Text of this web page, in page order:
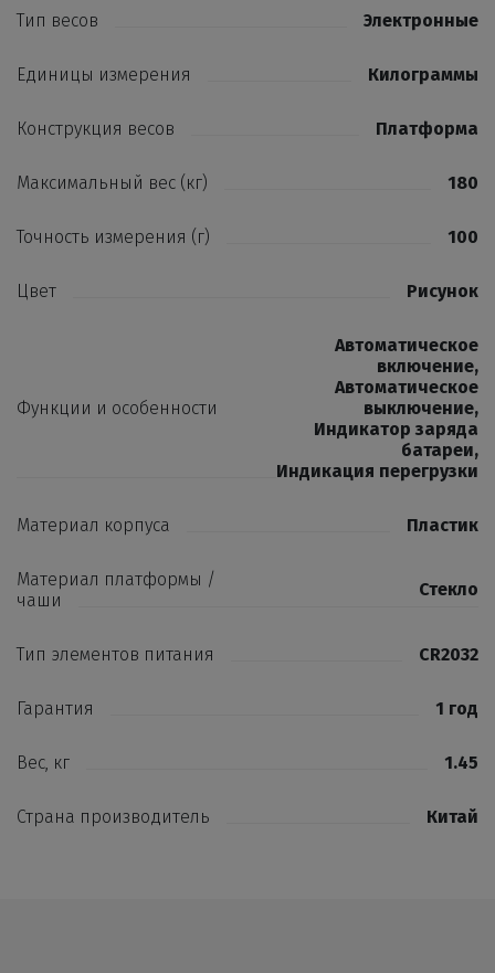
Тип весов Электронные
Единицы измерения Килограммы
Конструкция весов Платформа
Максимальный вес (кг) 180
Точность измерения (г) 100
Цвет Рисунок
Функции и особенности
Автоматическое
включение,
Автоматическое
выключение,
Индикатор заряда
батареи,
Индикация перегрузки
Материал корпуса Пластик
Материал платформы /
чаши
Стекло
Тип элементов питания CR2032
Гарантия 1 год
Вес, кг 1.45
Страна производитель Китай